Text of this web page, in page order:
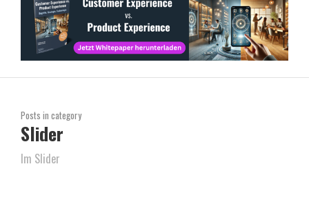
Posts in category
Slider
Im Slider